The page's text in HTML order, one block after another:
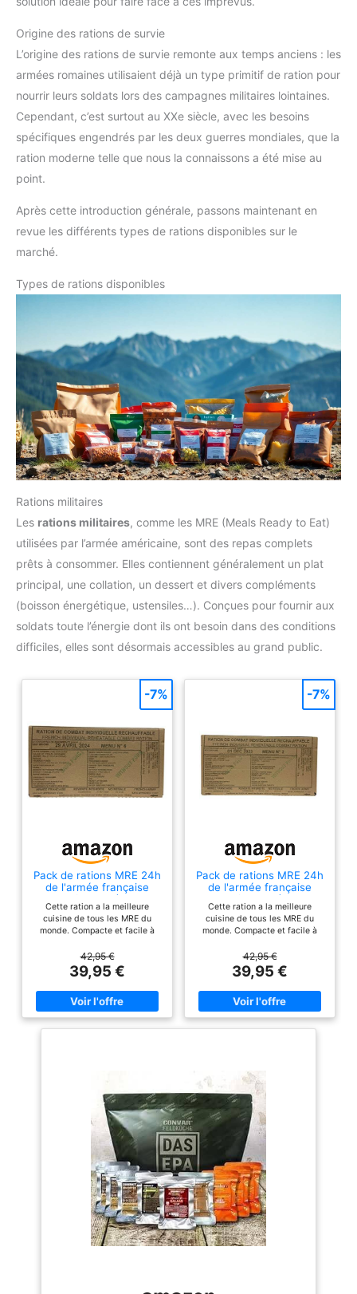
Origine des rations de survie
L’origine des rations de survie remonte aux temps anciens : les
armées romaines utilisaient déjà un type primitif de ration pour
nourrir leurs soldats lors des campagnes militaires lointaines.
Cependant, c’est surtout au XXe siècle, avec les besoins
spécifiques engendrés par les deux guerres mondiales, que la
ration moderne telle que nous la connaissons a été mise au
point.
Après cette introduction générale, passons maintenant en
revue les différents types de rations disponibles sur le
marché.
Types de rations disponibles
Rations militaires
Les rations militaires, comme les MRE (Meals Ready to Eat)
utilisées par l’armée américaine, sont des repas complets
prêts à consommer. Elles contiennent généralement un plat
principal, une collation, un dessert et divers compléments
(boisson énergétique, ustensiles…). Conçues pour fournir aux
soldats toute l’énergie dont ils ont besoin dans des conditions
difficiles, elles sont désormais accessibles au grand public.
Pack de rations MRE 24h
de l'armée française
(menu 6)
Cette ration a la meilleure
cuisine de tous les MRE du
monde. Compacte et facile à
pour tout aventurier souhaitant
emporter quelques repas
chauds et bien plus encore lors
d'une excursion.
42,95 €
39,95 €
-7%
Pack de rations MRE 24h
de l'armée française
(menu 3)
Cette ration a la meilleure
cuisine de tous les MRE du
monde. Compacte et facile à
pour tout aventurier souhaitant
emporter quelques repas
chauds et bien plus encore lors
d'une excursion.
42,95 €
39,95 €
-7%